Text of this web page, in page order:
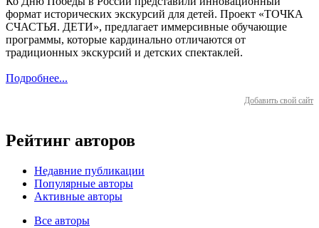
формат исторических экскурсий для детей. Проект «ТОЧКА
СЧАСТЬЯ. ДЕТИ», предлагает иммерсивные обучающие
программы, которые кардинально отличаются от
традиционных экскурсий и детских спектаклей.
Подробнее...
Добавить свой сайт
Рейтинг авторов
Недавние публикации
Популярные авторы
Активные авторы
Все авторы